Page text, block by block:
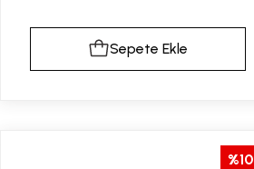
Sepete Ekle
%10